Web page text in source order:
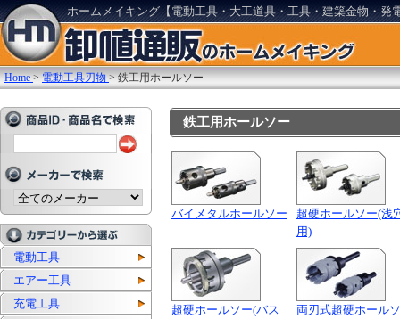
ホームメイキング【電動工具・大工道具・工具・建築金物・発
Home >電動工具刃物 >鉄工用ホールソー
電動工具
エアー工具
充電工具
鉄工用ホールソー
バイメタルホールソー
超硬ホールソー(浅
用)
超硬ホールソー(バス
両刃式超硬ホール